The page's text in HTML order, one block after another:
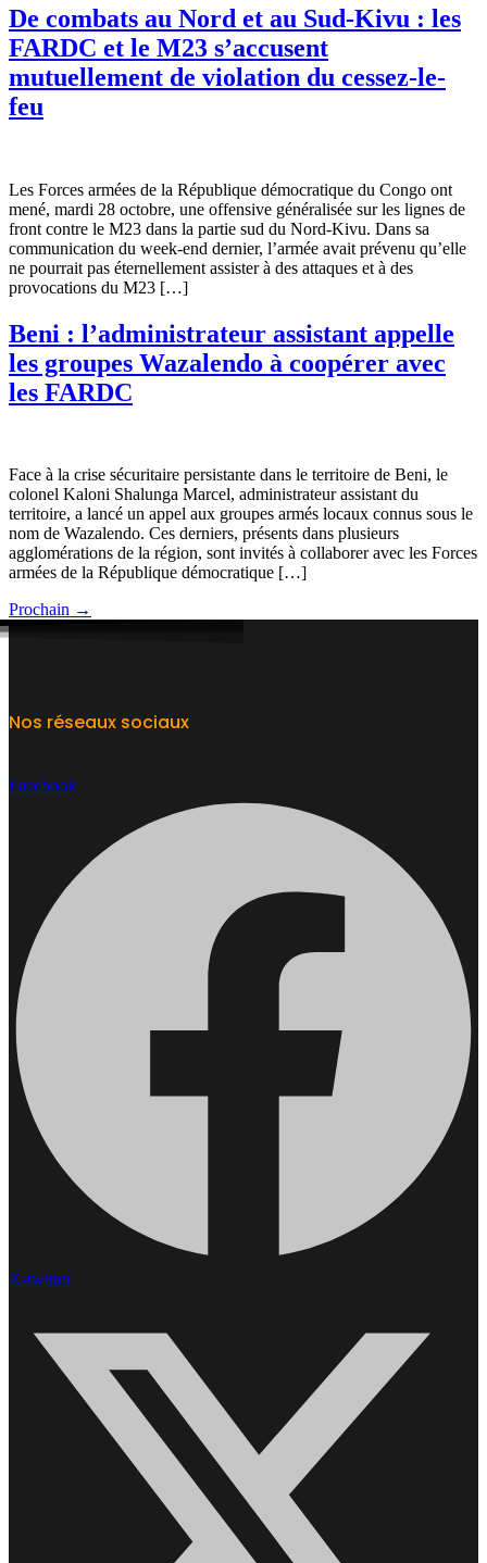
De combats au Nord et au Sud-Kivu : les
FARDC et le M23 s’accusent
mutuellement de violation du cessez-le-
feu
Les Forces armées de la République démocratique du Congo ont
mené, mardi 28 octobre, une offensive généralisée sur les lignes de
front contre le M23 dans la partie sud du Nord-Kivu. Dans sa
communication du week-end dernier, l’armée avait prévenu qu’elle
ne pourrait pas éternellement assister à des attaques et à des
provocations du M23 […]
Beni : l’administrateur assistant appelle
les groupes Wazalendo à coopérer avec
les FARDC
Face à la crise sécuritaire persistante dans le territoire de Beni, le
colonel Kaloni Shalunga Marcel, administrateur assistant du
territoire, a lancé un appel aux groupes armés locaux connus sous le
nom de Wazalendo. Ces derniers, présents dans plusieurs
agglomérations de la région, sont invités à collaborer avec les Forces
armées de la République démocratique […]
Prochain →
Nos réseaux sociaux
Facebook
X-twitter